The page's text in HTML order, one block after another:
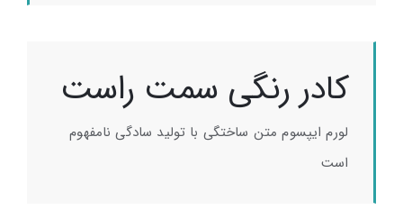
کادر رنگی سمت راست
لورم ایپسوم متن ساختگی با تولید سادگی نامفهوم
است